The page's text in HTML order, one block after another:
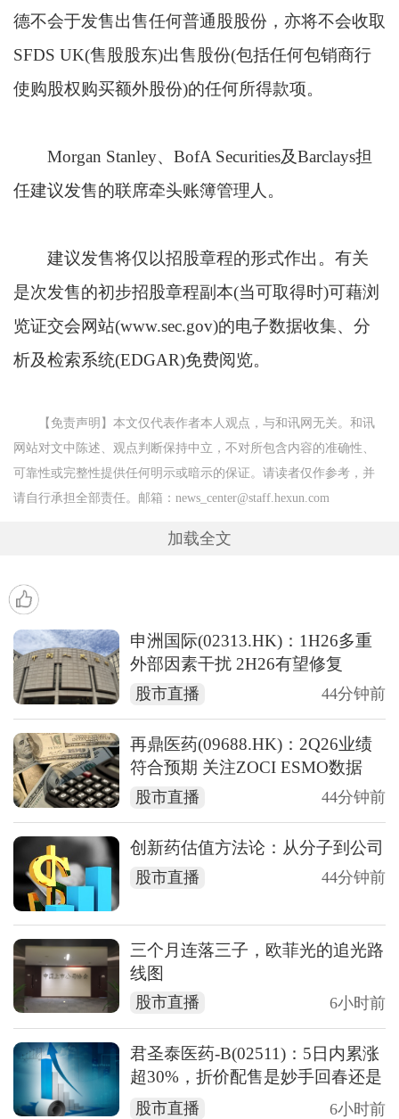
德不会于发售出售任何普通股股份，亦将不会收取
SFDS UK(售股股东)出售股份(包括任何包销商行
使购股权购买额外股份)的任何所得款项。
Morgan Stanley、BofA Securities及Barclays担
任建议发售的联席牵头账簿管理人。
建议发售将仅以招股章程的形式作出。有关
是次发售的初步招股章程副本(当可取得时)可藉浏
览证交会网站(www.sec.gov)的电子数据收集、分
析及检索系统(EDGAR)免费阅览。
【免责声明】本文仅代表作者本人观点，与和讯网无关。和讯
网站对文中陈述、观点判断保持中立，不对所包含内容的准确性、
可靠性或完整性提供任何明示或暗示的保证。请读者仅作参考，并
请自行承担全部责任。邮箱：news_center@staff.hexun.com
加载全文
申洲国际(02313.HK)：1H26多重
外部因素干扰 2H26有望修复
股市直播 44分钟前
再鼎医药(09688.HK)：2Q26业绩
符合预期 关注ZOCI ESMO数据
股市直播 44分钟前
创新药估值方法论：从分子到公司
股市直播 44分钟前
三个月连落三子，欧菲光的追光路
线图
股市直播 6小时前
君圣泰医药-B(02511)：5日内累涨
超30%，折价配售是妙手回春还是
饮鸩止渴？
股市直播 6小时前